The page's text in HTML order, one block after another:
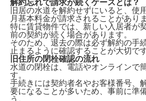
解約忘れで請求が続くケースとは？
旧居の水道を解約せずにいる と、使
月基本料金が請求されることがありま
特に賃貸物件では、新しい入居者が
前の契約が続く場合があります。
そのため、退去の際は必ず解約の手
止まるように確認することが大切です
旧住所の閉栓確認の流れ
水道の閉栓は、 電話やオンラインで
す。
手続きには契約者名やお客様番号、
要になることが多いため、事前に準